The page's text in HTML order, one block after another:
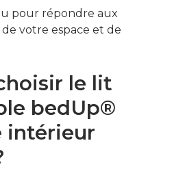
pour répondre aux
votre espace et de
le lit
bedUp®
intérieur